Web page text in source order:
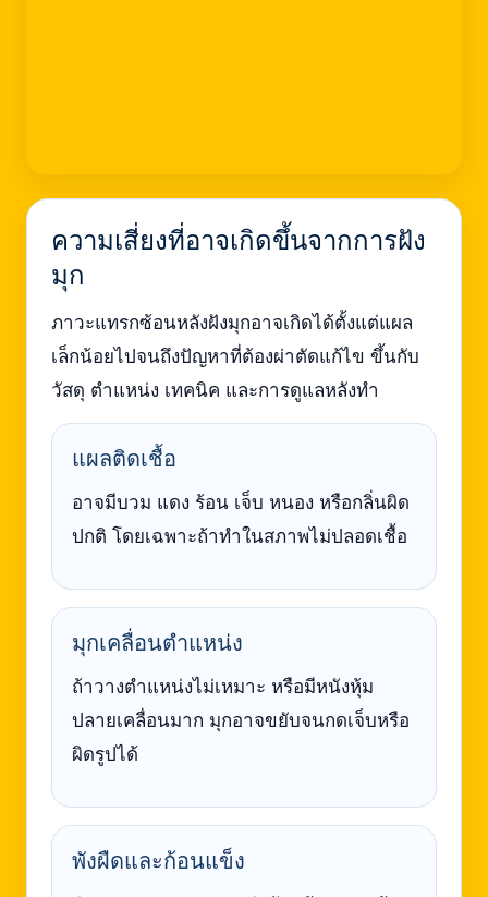
ความเสี่ยงที่อาจเกิดขึ้นจากการฝัง
มุก
ภาวะแทรกซ้อนหลังฝังมุกอาจเกิดได้ตั้งแต่แผล
เล็กน้อยไปจนถึงปัญหาที่ต้องผ่าตัดแก้ไข ขึ้นกับ
วัสดุ ตำแหน่ง เทคนิค และการดูแลหลังทำ
แผลติดเชื้อ
อาจมีบวม แดง ร้อน เจ็บ หนอง หรือกลิ่นผิด
ปกติ โดยเฉพาะถ้าทำในสภาพไม่ปลอดเชื้อ
มุกเคลื่อนตำแหน่ง
ถ้าวางตำแหน่งไม่เหมาะ หรือมีหนังหุ้ม
ปลายเคลื่อนมาก มุกอาจขยับจนกดเจ็บหรือ
ผิดรูปได้
พังผืดและก้อนแข็ง